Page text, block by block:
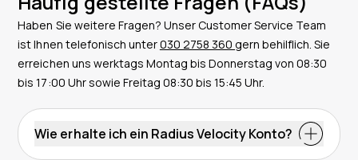
Haben Sie weitere Fragen? Unser Customer Service Team
ist Ihnen telefonisch unter030 2758 360gern behilflich. Sie
erreichen uns werktags Montag bis Donnerstag von 08:30
bis 17:00 Uhr sowie Freitag 08:30 bis 15:45 Uhr.
Wie erhalte ich ein Radius Velocity Konto?
Um Zugriff auf Radius Velocity zu erhalten, müssen Sie